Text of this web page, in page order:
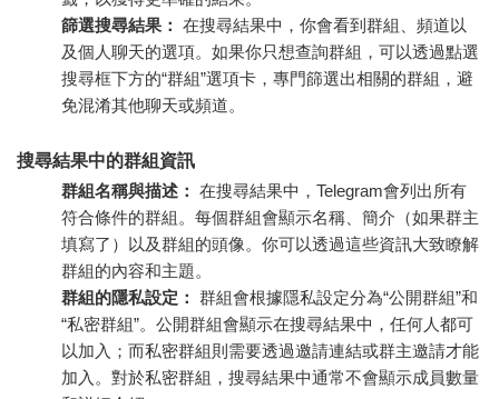
篩選搜尋結果： 在搜尋結果中，你會看到群組、頻道以
及個人聊天的選項。如果你只想查詢群組，可以透過點選
搜尋框下方的“群組”選項卡，專門篩選出相關的群組，避
免混淆其他聊天或頻道。
搜尋結果中的群組資訊
群組名稱與描述： 在搜尋結果中，Telegram會列出所有
符合條件的群組。每個群組會顯示名稱、簡介（如果群主
填寫了）以及群組的頭像。你可以透過這些資訊大致瞭解
群組的內容和主題。
群組的隱私設定： 群組會根據隱私設定分為“公開群組”和
“私密群組”。公開群組會顯示在搜尋結果中，任何人都可
以加入；而私密群組則需要透過邀請連結或群主邀請才能
加入。對於私密群組，搜尋結果中通常不會顯示成員數量